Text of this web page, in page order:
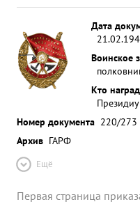
Дата
Воинское
Кто
Номер документа 220/273
Архив ГАРФ
Ещё
Первая страница